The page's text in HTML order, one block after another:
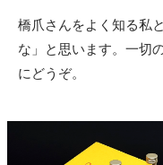
橋爪さんをよく知る私
な」と思います。一切
にどうぞ。